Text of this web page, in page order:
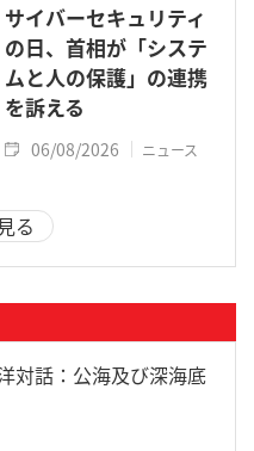
サイバーセキュリティ
の日、首相が「システ
ムと人の保護」の連携
を訴える
06/08/2026 ニュース
る
対話：公海及び深海底